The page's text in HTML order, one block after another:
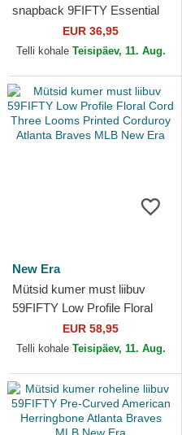
snapback 9FIFTY Essential
Atlanta Braves MLB New Era
EUR 36,95
Telli kohale Teisipäev, 11. Aug.
New Era
Mütsid kumer must liibuv
59FIFTY Low Profile Floral
Cord Three Looms Printed
Corduroy Atlanta...
EUR 58,95
Telli kohale Teisipäev, 11. Aug.